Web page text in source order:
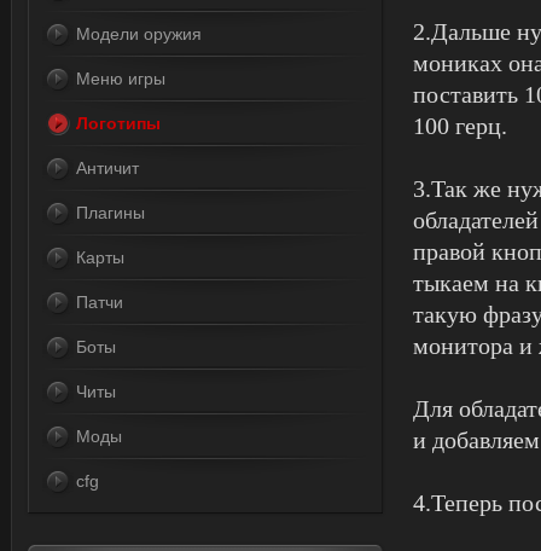
2.Дальше
мониках
поставить
100 герц.
3.Так же
правой
тыкаем на
такую
монитора
Для
и
4.Теперь
Модели оружия
Меню игры
Логотипы
Античит
Плагины
Карты
Патчи
Боты
Читы
Моды
cfg